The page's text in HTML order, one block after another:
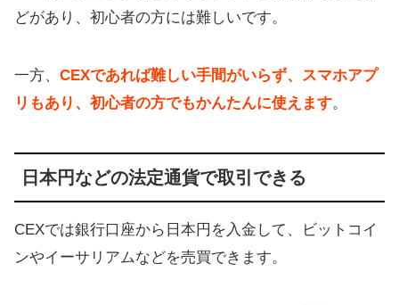
どがあり、初心者の方には難しいです。
一方、 CEXであれば難しい手間がいらず、スマホアプ
リもあり、初心者の方でもかんたんに使えます。
日本円などの法定通貨で取引できる
CEXでは銀行口座から日本円を入金して、ビットコイ
ンやイーサリアムなどを売買できます。